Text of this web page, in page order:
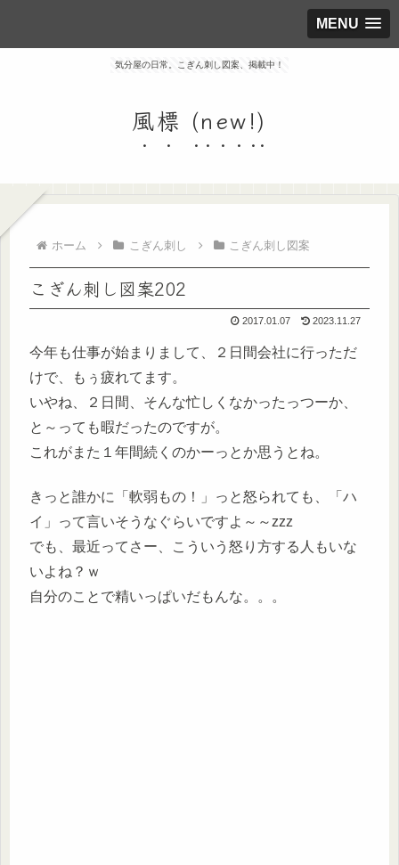
MENU
気分屋の日常。こぎん刺し図案、掲載中！
風標 (new!)
ホーム こぎん刺し こぎん刺し図案
こぎん刺し図案202
2017.01.07 2023.11.27
今年も仕事が始まりまして、２日間会社に行っただ
けで、もぅ疲れてます。
いやね、２日間、そんな忙しくなかったっつーか、
と～っても暇だったのですが。
これがまた１年間続くのかーっとか思うとね。
きっと誰かに「軟弱もの！」っと怒られても、「ハ
イ」って言いそうなぐらいですよ～～zzz
でも、最近ってさー、こういう怒り方する人もいな
いよね？ｗ
自分のことで精いっぱいだもんな。。。